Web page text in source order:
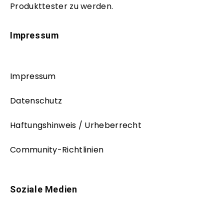
Produkttester zu werden.
Impressum
Impressum
Datenschutz
Haftungshinweis / Urheberrecht
Community-Richtlinien
Soziale Medien